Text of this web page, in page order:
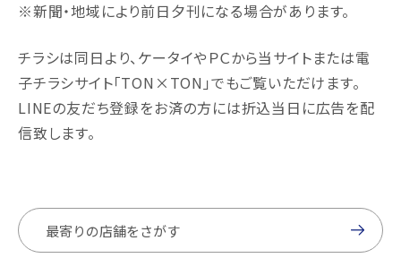
※新聞・地域により前日夕刊になる場合があります。
チラシは同日より、ケータイやＰＣから当サイトまたは電
子チラシサイト｢TON×TON｣でもご覧いただけます。
LINEの友だち登録をお済の方には折込当日に広告を配
信致します。
最寄りの店舗をさがす